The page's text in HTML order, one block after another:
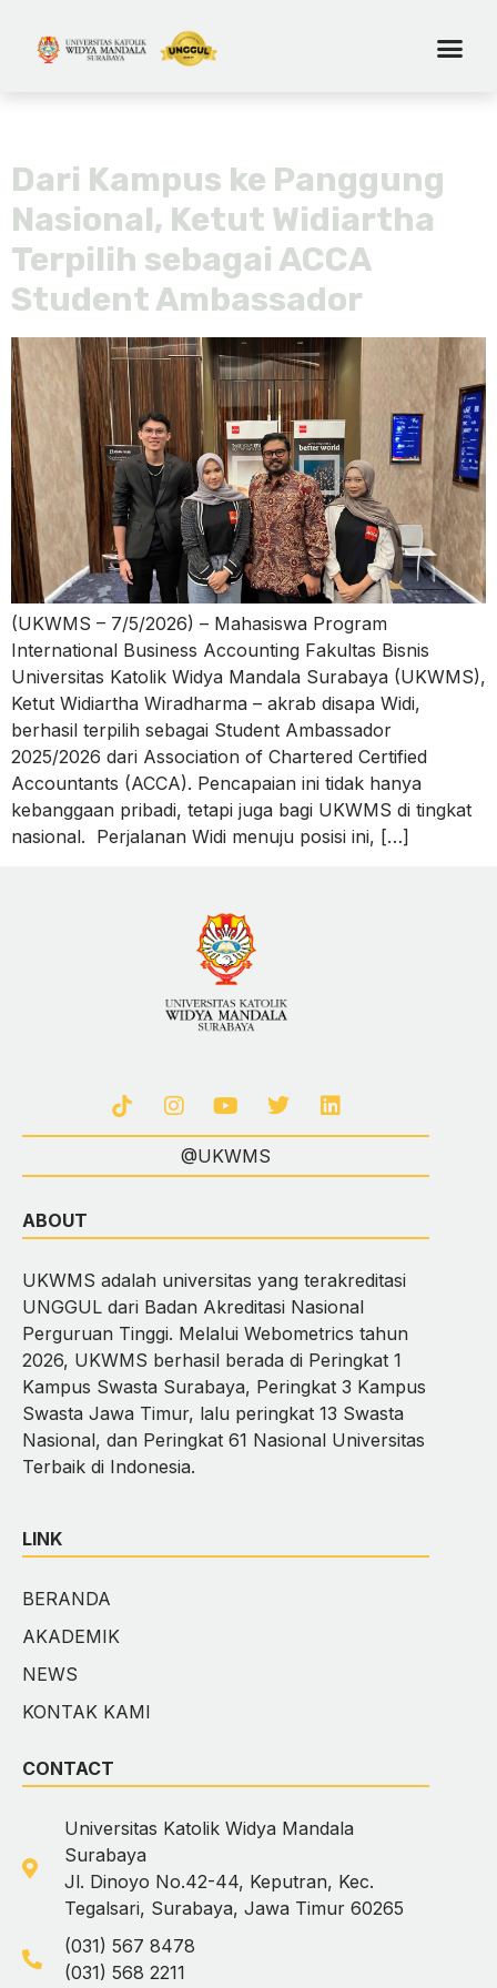
Dari Kampus ke Panggung
Nasional, Ketut Widiartha
Terpilih sebagai ACCA
Student Ambassador
(UKWMS – 7/5/2026) – Mahasiswa Program
International Business Accounting Fakultas Bisnis
Universitas Katolik Widya Mandala Surabaya (UKWMS),
Ketut Widiartha Wiradharma – akrab disapa Widi,
berhasil terpilih sebagai Student Ambassador
2025/2026 dari Association of Chartered Certified
Accountants (ACCA). Pencapaian ini tidak hanya
kebanggaan pribadi, tetapi juga bagi UKWMS di tingkat
nasional. Perjalanan Widi menuju posisi ini, […]
@UKWMS
ABOUT
UKWMS adalah universitas yang terakreditasi
UNGGUL dari Badan Akreditasi Nasional
Perguruan Tinggi. Melalui Webometrics tahun
2026, UKWMS berhasil berada di Peringkat 1
Kampus Swasta Surabaya, Peringkat 3 Kampus
Swasta Jawa Timur, lalu peringkat 13 Swasta
Nasional, dan Peringkat 61 Nasional Universitas
Terbaik di Indonesia.
LINK
BERANDA
AKADEMIK
NEWS
KONTAK KAMI
CONTACT
Universitas Katolik Widya Mandala
Surabaya
Jl. Dinoyo No.42-44, Keputran, Kec.
Tegalsari, Surabaya, Jawa Timur 60265
(031) 567 8478
(031) 568 2211